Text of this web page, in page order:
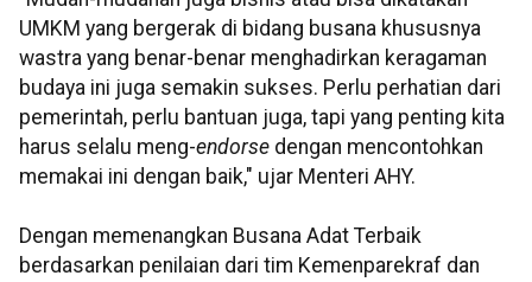
UMKM yang bergerak di bidang busana khususnya
wastra yang benar-benar menghadirkan keragaman
budaya ini juga semakin sukses. Perlu perhatian dari
pemerintah, perlu bantuan juga, tapi yang penting kita
harus selalu meng-endorse dengan mencontohkan
memakai ini dengan baik," ujar Menteri AHY.
Dengan memenangkan Busana Adat Terbaik
berdasarkan penilaian dari tim Kemenparekraf dan